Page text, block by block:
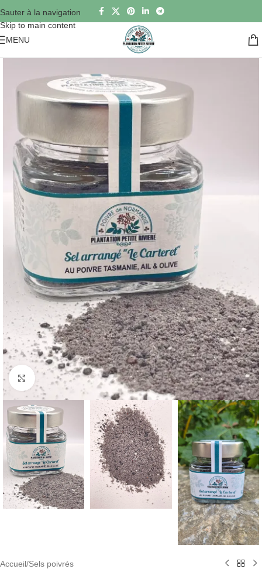
Sauter à la navigation
Skip to main content
MENU
Cliquez pour agrandir
Accueil/Sels poivrés